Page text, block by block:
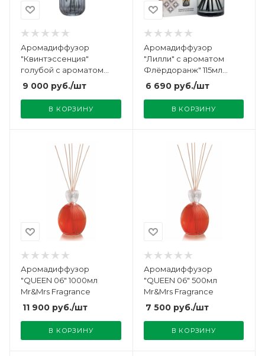
Аромадиффузор
"Квинтэссенция"
голубой с ароматом
"Золотая Пшеница"
200мл Maison Berger
9 000 руб./шт
В КОРЗИНУ
Аромадиффузор
"Лилли" с ароматом
Флёрдоранж" 115мл
Maison Berger
6 690руб./шт
В КОРЗИНУ
Аромадиффузор
"QUEEN 06" 1000мл
Mr&Mrs Fragrance
11 900 руб./шт
В КОРЗИНУ
Аромадиффузор
"QUEEN 06" 500мл
Mr&Mrs Fragrance
7 500руб./шт
В КОРЗИНУ